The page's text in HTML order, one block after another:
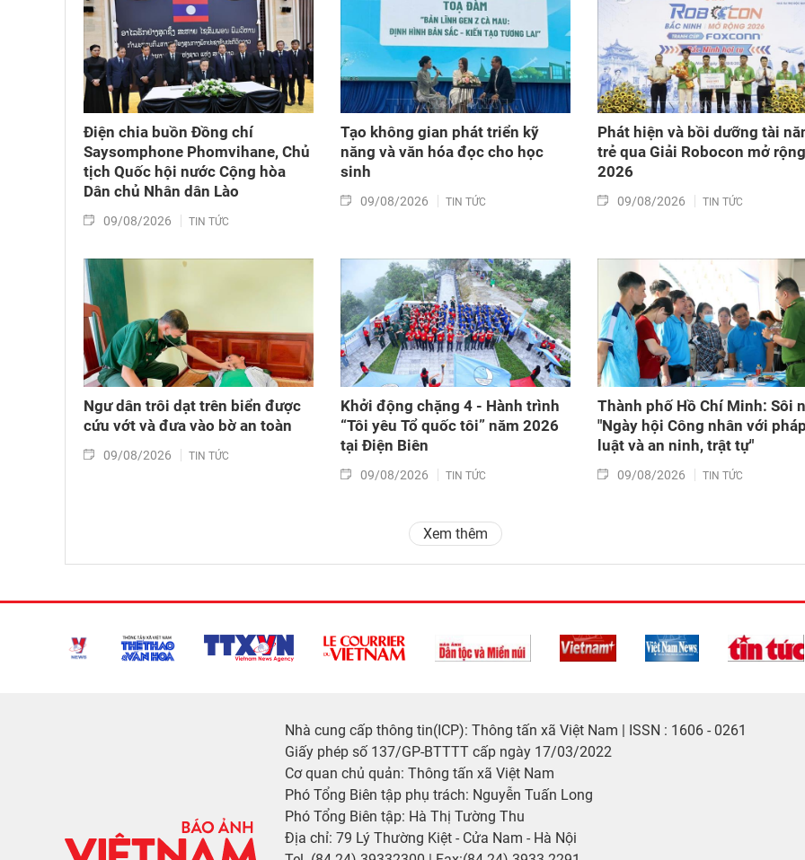
Điện chia buồn Đồng chí
Saysomphone Phomvihane, Chủ
tịch Quốc hội nước Cộng hòa
Dân chủ Nhân dân Lào
09/08/2026 TIN TỨC
Tạo không gian phát triển kỹ
năng và văn hóa đọc cho học
sinh
09/08/2026 TIN TỨC
Phát hiện và bồi dưỡng tài
trẻ qua Giải Robocon mở rộng
2026
09/08/2026 TIN TỨC
Ngư dân trôi dạt trên biển được
cứu vớt và đưa vào bờ an toàn
09/08/2026 TIN TỨC
Khởi động chặng 4 - Hành trình
“Tôi yêu Tổ quốc tôi” năm 2026
tại Điện Biên
09/08/2026 TIN TỨC
Thành phố Hồ Chí Minh: Sôi
"Ngày hội Công nhân với
luật và an ninh, trật tự"
09/08/2026 TIN TỨC
Xem thêm
Nhà cung cấp thông tin(ICP): Thông tấn xã Việt Nam | ISSN : 1606 - 0261
Giấy phép số 137/GP-BTTTT cấp ngày 17/03/2022
Cơ quan chủ quản: Thông tấn xã Việt Nam
Phó Tổng Biên tập phụ trách: Nguyễn Tuấn Long
Phó Tổng Biên tập: Hà Thị Tường Thu
Địa chỉ: 79 Lý Thường Kiệt - Cửa Nam - Hà Nội